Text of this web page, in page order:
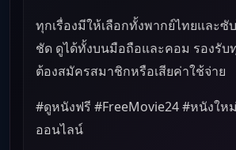
ทุกเรื่องมีให้เลือกทั้งพากย์ไทยและซั
ชัด ดูได้ทั้งบนมือถือและคอม รองรั
ต้องสมัครสมาชิกหรือเสียค่าใช้จ่าย
#ดูหนังฟรี #FreeMovie24 #หนังให
ออนไลน์